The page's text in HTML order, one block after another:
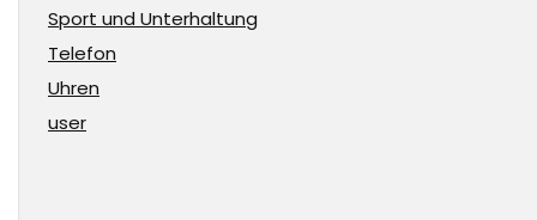
Sport und Unterhaltung
Telefon
Uhren
user